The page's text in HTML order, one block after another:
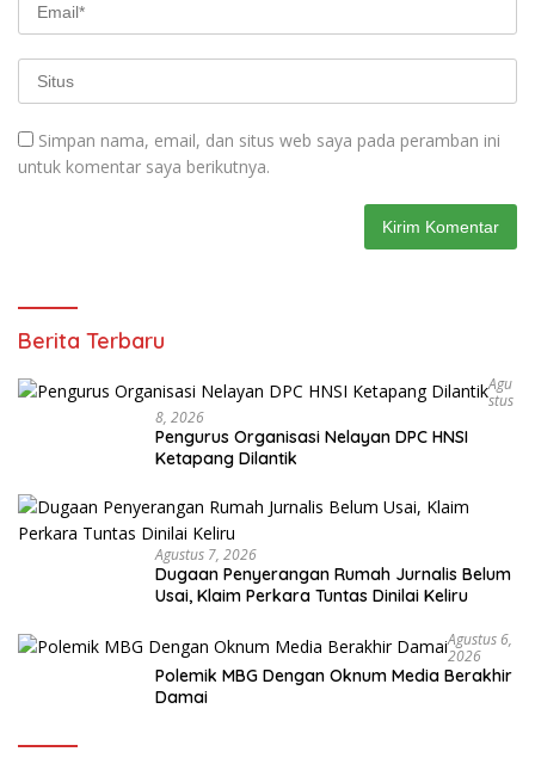
Simpan nama, email, dan situs web saya pada peramban ini
untuk komentar saya berikutnya.
Berita Terbaru
Agu
Stus
8, 2026
Pengurus Organisasi Nelayan DPC HNSI
Ketapang Dilantik
Agustus 7, 2026
Dugaan Penyerangan Rumah Jurnalis Belum
Usai, Klaim Perkara Tuntas Dinilai Keliru
Agustus 6,
2026
Polemik MBG Dengan Oknum Media Berakhir
Damai